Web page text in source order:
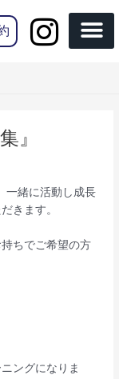
』
一緒に活動し成長
きます。
ちでご希望の方
ングになりま